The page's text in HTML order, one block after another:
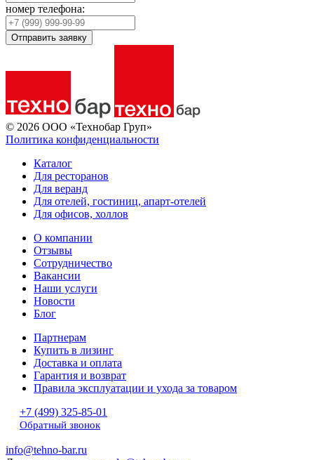
номер телефона:
Отправить заявку
© 2026 ООО «Технобар Груп»
Политика конфиденциальности
Каталог
Для ресторанов
Для веранд
Для отелей, гостиниц, апарт-отелей
Для офисов, холлов
О компании
Отзывы
Сотрудничество
Вакансии
Наши услуги
Новости
Блог
Партнерам
Купить в лизинг
Доставка и оплата
Гарантия и возврат
Правила эксплуатации и ухода за товаром
+7 (499) 325-85-01
Обратный звонок
info@tehno-bar.ru